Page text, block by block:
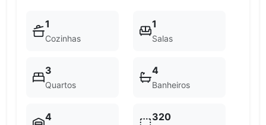
1
Cozinhas
1
Salas
3
Quartos
4
Banheiros
4 320